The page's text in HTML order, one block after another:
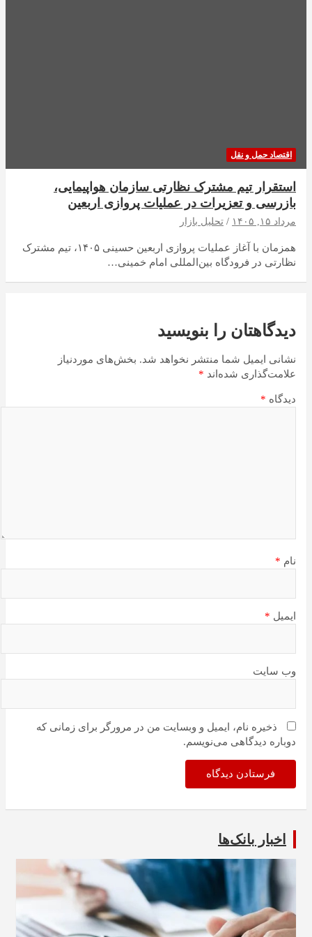
اقتصاد حمل و نقل
استقرار تیم مشترک نظارتی سازمان هواپیمایی،
بازرسی و تعزیرات در عملیات پروازی اربعین
مرداد ۱۵, ۱۴۰۵ تحلیل بازار
همزمان با آغاز عملیات پروازی اربعین حسینی ۱۴۰۵، تیم مشترک
نظارتی در فرودگاه بین‌المللی امام خمینی…
دیدگاهتان را بنویسید
نشانی ایمیل شما منتشر نخواهد شد. بخش‌های موردنیاز
علامت‌گذاری شده‌اند *
دیدگاه *
نام *
ایمیل *
وب‌ سایت
ذخیره نام، ایمیل و وبسایت من در مرورگر برای زمانی که
دوباره دیدگاهی می‌نویسم.
اخبار بانک‌ها